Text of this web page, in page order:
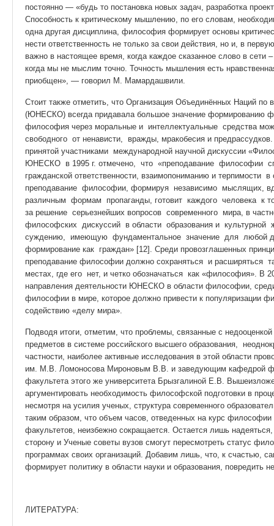
постоянно — «будь то постановка новых задач, разработка
Способность к критическому мышлению, по его словам,
одна другая дисциплина, философия формирует основы
нести ответственность не только за свои действия, но и, в
важно в настоящее время, когда каждое сказанное слово в сети
когда мы не мыслим точно. Точность мышления есть
приобщен», — говорил М. Мамардашвили.
Стоит также отметить, что Организация Объединённых Наций по
(ЮНЕСКО) всегда придавала большое значение формированию
философия через моральные и интеллектуальные средства
свободного от ненависти, вражды, мракобесия и
принятой участниками международной научной дискуссии
ЮНЕСКО в 1995 г. отмечено, что «преподавание философии
гражданской ответственности, взаимопониманию и
преподавание философии, формируя независимо мыслящих,
различным формам пропаганды, готовит каждого человека к
за решение серьезнейших вопросов современного мира, в
философских дискуссий в области образования и
суждению, имеющую фундаментальное значение для любой
формирование как граждан» [12]. Среди провозглашенных
преподавание философии должно сохраняться и расширяться
местах, где его нет, и четко обозначаться как «философия». В
направления деятельности ЮНЕСКО в области философии,
философии в мире, которое должно привести к популяризации
содействию «делу мира».
Подводя итоги, отметим, что проблемы, связанные с
предметов в системе российского высшего образования,
частности, наиболее активные исследования в этой области
им. М.В. Ломоносова Мироновым В.В. и заведующим кафедрой
факультета этого же университета Брызгалиной Е.В.
аргументировать необходимость философской подготовки в
несмотря на усилия ученых, структура современного
таким образом, что объем часов, отведенных на курс
факультетов, неизбежно сокращается. Остается лишь
сторону и Ученые советы вузов смогут пересмотреть статус
программах своих организаций. Добавим лишь, что, к счастью,
формирует политику в области науки и образования, повредить
ЛИТЕРАТУРА: